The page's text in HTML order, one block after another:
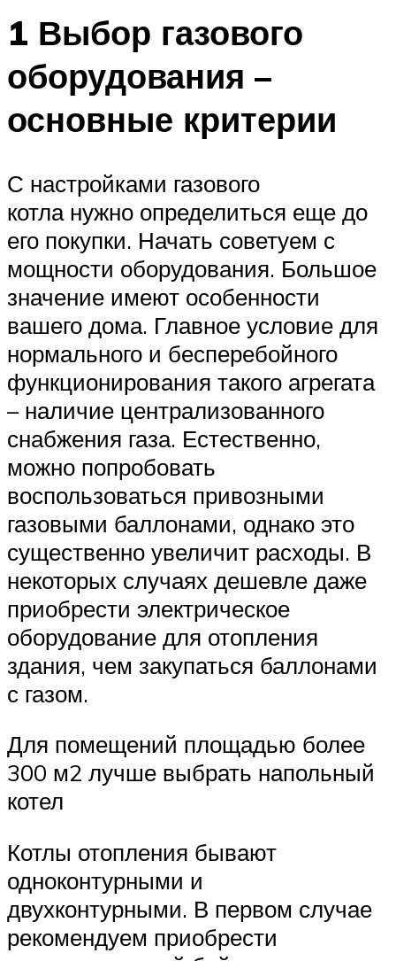
1 Выбор газового
оборудования –
основные критерии
С настройками газового
котла нужно определиться еще до
его покупки. Начать советуем с
мощности оборудования. Большое
значение имеют особенности
вашего дома. Главное условие для
нормального и бесперебойного
функционирования такого агрегата
– наличие централизованного
снабжения газа. Естественно,
можно попробовать
воспользоваться привозными
газовыми баллонами, однако это
существенно увеличит расходы. В
некоторых случаях дешевле даже
приобрести электрическое
оборудование для отопления
здания, чем закупаться баллонами
с газом.
Для помещений площадью более
300 м2 лучше выбрать напольный
котел
Котлы отопления бывают
одноконтурными и
двухконтурными. В первом случае
рекомендуем приобрести